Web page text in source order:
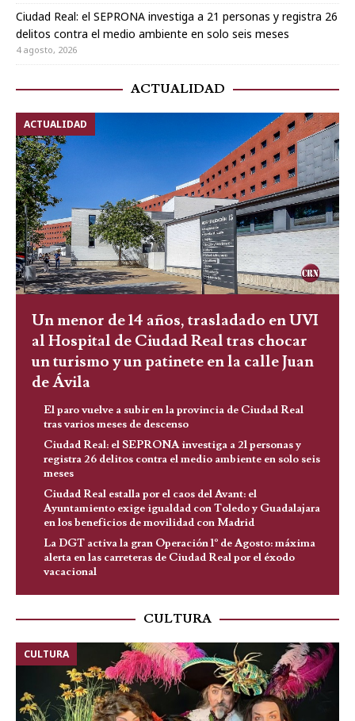
Ciudad Real: el SEPRONA investiga a 21 personas y registra 26
delitos contra el medio ambiente en solo seis meses
4 agosto, 2026
ACTUALIDAD
ACTUALIDAD
Un menor de 14 años, trasladado en UVI
al Hospital de Ciudad Real tras chocar
un turismo y un patinete en la calle Juan
de Ávila
El paro vuelve a subir en la provincia de Ciudad Real
tras varios meses de descenso
Ciudad Real: el SEPRONA investiga a 21 personas y
registra 26 delitos contra el medio ambiente en solo seis
meses
Ciudad Real estalla por el caos del Avant: el
Ayuntamiento exige igualdad con Toledo y Guadalajara
en los beneficios de movilidad con Madrid
La DGT activa la gran Operación 1º de Agosto: máxima
alerta en las carreteras de Ciudad Real por el éxodo
vacacional
CULTURA
CULTURA